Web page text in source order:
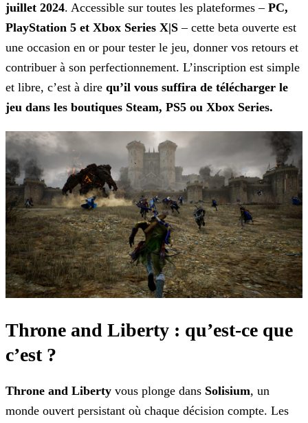
juillet 2024. Accessible sur toutes les plateformes – PC,
PlayStation 5 et Xbox Series X|S – cette beta ouverte est
une occasion en or pour tester le jeu, donner vos retours et
contribuer à son perfectionnement. L’inscription est simple
et libre, c’est à dire qu’il vous suffira de télécharger le
jeu dans les boutiques Steam, PS5 ou Xbox Series.
Throne and Liberty : qu’est-ce que
c’est ?
Throne and Liberty vous plonge dans Solisium, un
monde ouvert persistant où chaque décision compte. Les